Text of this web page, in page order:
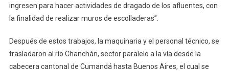
ingresen para hacer actividades de dragado de los afluentes, con
la finalidad de realizar muros de escolladeras”.
Después de estos trabajos, la maquinaria y el personal técnico, se
trasladaron al río Chanchán, sector paralelo a la vía desde la
cabecera cantonal de Cumandá hasta Buenos Aires, el cual se